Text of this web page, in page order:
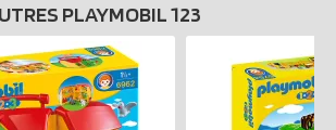
PLAYMOBIL 123